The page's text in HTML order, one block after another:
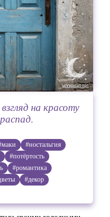
на красоту
#ностальгия
#потёртость
#романтика
#декор